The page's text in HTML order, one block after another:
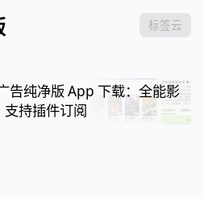
标签云
告纯净版 App 下载：全能影
持插件订阅